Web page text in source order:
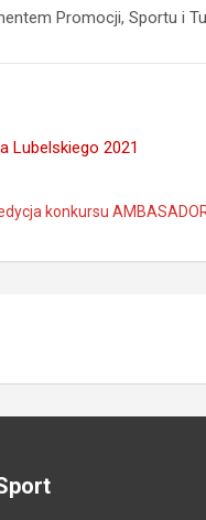
Promocji, Sportu i
Lubelskiego 2021
konkursu